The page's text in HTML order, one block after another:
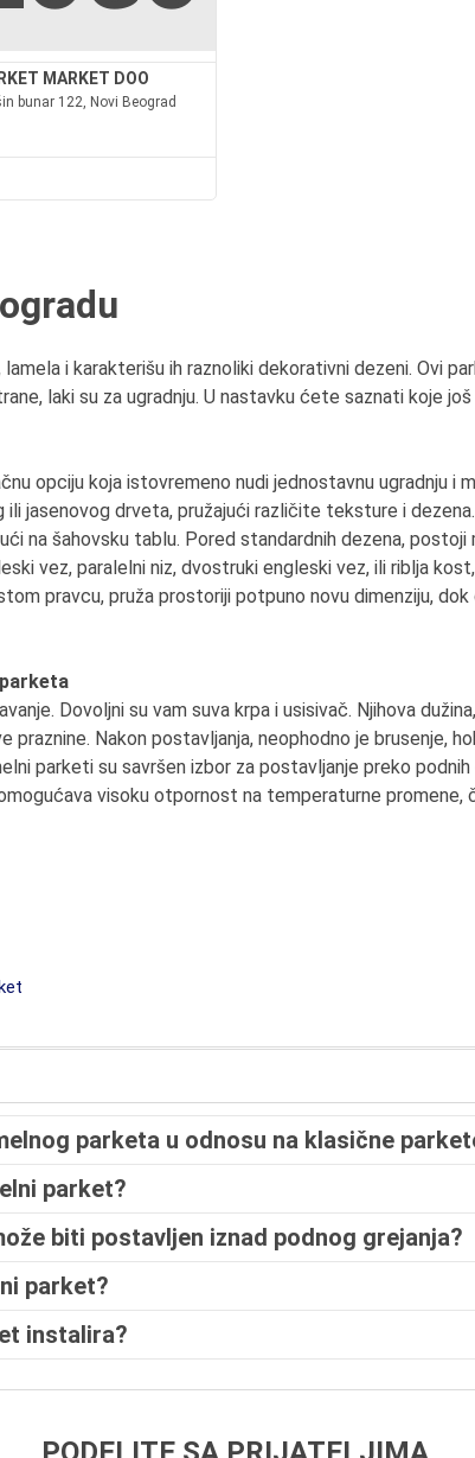
MARKET DOO
bunar 122, Novi Beograd
i karakterišu ih raznoliki dekorativni dezeni. Ovi
laki su za ugradnju. U nastavku ćete saznati koje
opciju koja istovremeno nudi jednostavnu ugradnju i
jasenovog drveta, pružajući različite teksture i
na šahovsku tablu. Pored standardnih dezena,
vez, paralelni niz, dvostruki engleski vez, ili riblja
pravcu, pruža prostoriji potpuno novu dimenziju,
Dovoljni su vam suva krpa i usisivač. Njihova
Nakon postavljanja, neophodno je brusenje,
parketi su savršen izbor za postavljanje preko podnih
visoku otpornost na temperaturne promene,
parketa u odnosu na klasične
parket?
biti postavljen iznad podnog grejanja?
parket?
instalira?